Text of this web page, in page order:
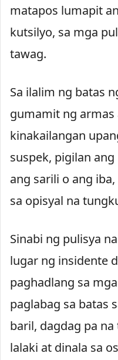
matapos lumapit
kutsilyo, sa mga
tawag.
Sa ilalim ng batas
gumamit ng armas
kinakailangan
suspek, pigilan
ang sarili o ang
sa opisyal na
Sinabi ng pulisya
lugar ng insidente
paghadlang sa
paglabag sa batas
baril, dagdag pa
lalaki at dinala sa